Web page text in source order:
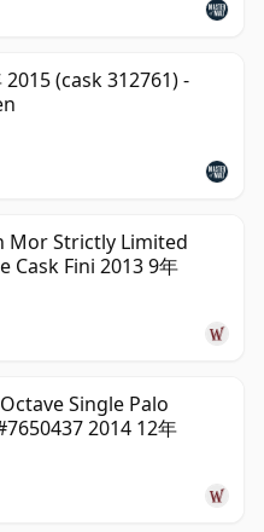
(cask 312761) -
Mor Strictly Limited
Cask Fini 2013 9年
Single Palo
2014 12年